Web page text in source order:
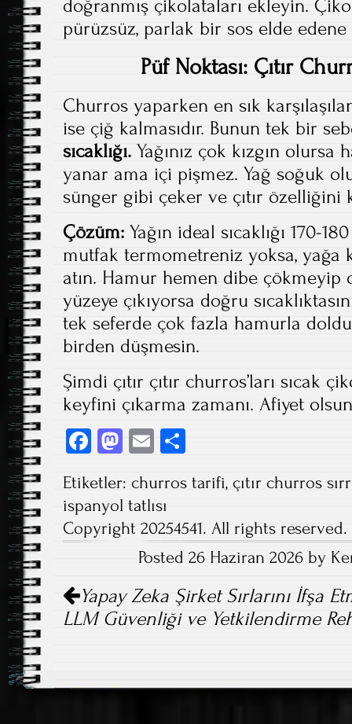
doğranmış çikolataları ekleyin.
pürüzsüz, parlak bir sos elde edene
Püf Noktası: Çıtır
Churros yaparken en sık
ise çiğ kalmasıdır. Bunun tek bir
sıcaklığı. Yağınız çok kızgın olursa
yanar ama içi pişmez. Yağ soğuk
sünger gibi çeker ve çıtır özelliğini
Çözüm: Yağın ideal sıcaklığı 170-
mutfak termometreniz yoksa, yağa
atın. Hamur hemen dibe çökmeyip
yüzeye çıkıyorsa doğru
tek seferde çok fazla hamurla
birden düşmesin.
Şimdi çıtır çıtır churros’ları sıcak
keyfini çıkarma zamanı. Afiyet
Fa
b
o
ok
M
to
d
o
E
ail re
Etiketler: churros tarifi, çıtır churros
ispanyol tatlısı
Copyright 20254541. All rights reserved.
Posted 26 Haziran 2026 by
navigation
Yapay Zeka Şirket Sırlarını İfşa
LLM Güvenliği ve Yetkilendirme